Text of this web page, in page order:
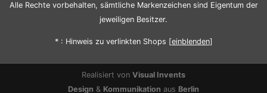
Alle Rechte vorbehalten, sämtliche Markenzeichen sind Eigentum der
jeweiligen Besitzer.
* : Hinweis zu verlinkten Shops [einblenden]
Realisiert von Visual Invents
Design & Kommunikation aus Berlin